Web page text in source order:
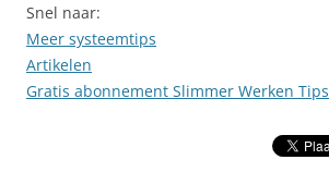
Snel naar:
Meer systeemtips
Artikelen
Gratis abonnement Slimmer Werken Tips